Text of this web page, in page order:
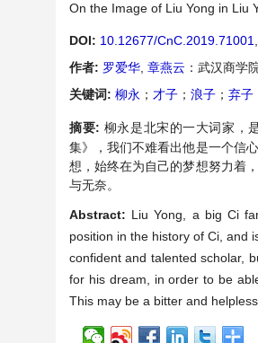
On the Image of Liu Yong in Liu
DOI: 10.12677/CnC.2019.71001
作者: 罗爱华 章燕云 ：武汉商学
关键词: 柳永 ； 才子 ； 浪子 ； 弃子
摘要: 柳永是北宋的一大词家，
集》，我们不难看出他是一个信
想，始终在为自己的梦想努力着
与无奈。
Abstract: Liu Yong, a big Ci
position in the history of Ci, and
confident and talented scholar,
for his dream, in order to be
This may be a bitter and